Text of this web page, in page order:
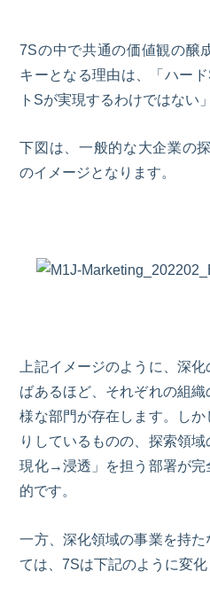
7Sの中で共通の価値観の醸
キーとなる理由は、「ハー
トSが実現するわけではない
下図は、一般的な大企業の
のイメージとなります。
上記イメージのように、深
ばあるほど、それぞれの組
様な部門が存在します。し
りしているものの、探索領
現化→浸透」を担う部署が
的です。
一方、深化領域の事業を持
ては、7Sは下記のように変化